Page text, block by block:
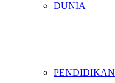
DUNIA
PENDIDIKAN